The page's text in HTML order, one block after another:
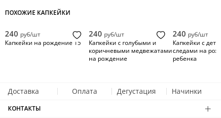
ПОХОЖИЕ КАПКЕЙКИ
240 руб/шт
Капкейки на рождение 15
240 руб/шт
Капкейки с голубыми и
коричневыми медвежатами
на рождение
240 руб/шт
Капкейки с
следами на
ребенка
Доставка Оплата Дегустация Начинки
КОНТАКТЫ